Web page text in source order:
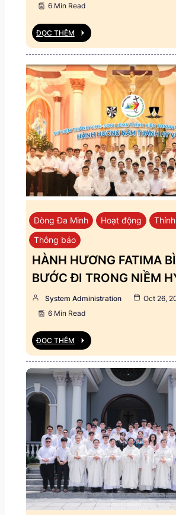
6 Min Read
ĐỌC THÊM
Dòng Đa Minh Hoạt động
Thông báo
HÀNH HƯƠNG FATIMA
BƯỚC ĐI TRONG NIỀM
System Administration
Oct 26,
6 Min Read
ĐỌC THÊM